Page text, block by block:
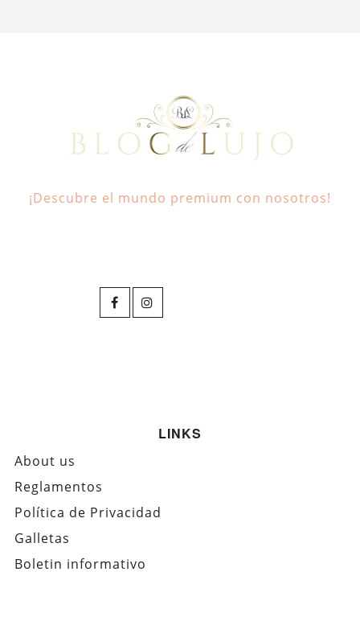
¡Descubre el mundo premium con nosotros!
LINKS
About us
Reglamentos
Política de Privacidad
Galletas
Boletin informativo